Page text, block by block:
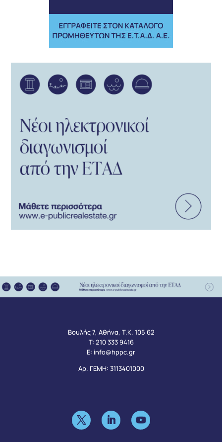
Βουλής 7, Αθήνα, Τ.Κ. 105 62
Τ: 210 333 9416
Ε: info@hppc.gr
Αρ. ΓΕΜΗ: 3113401000